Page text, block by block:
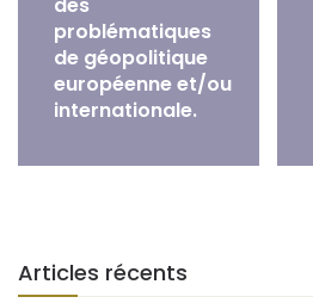
problématiques
de géopolitique
européenne et/ou
internationale.
Articles récents